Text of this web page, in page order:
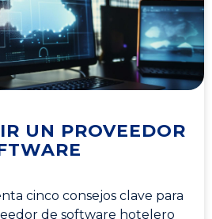
UN PROVEEDOR
cinco consejos clave para
de software hotelero